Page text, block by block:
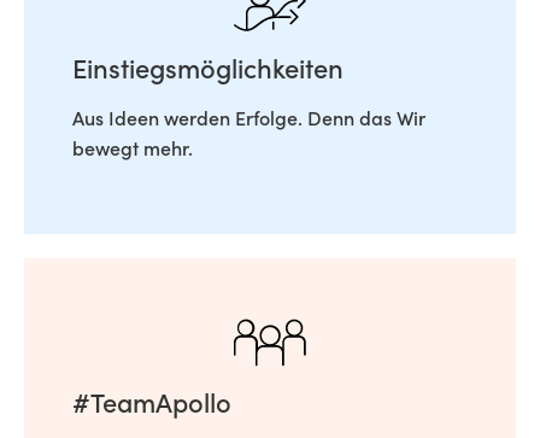
Einstiegsmöglichkeiten
Aus Ideen werden Erfolge. Denn das Wir
bewegt mehr.
#TeamApollo